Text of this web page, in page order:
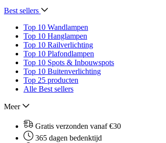
Best sellers
Top 10 Wandlampen
Top 10 Hanglampen
Top 10 Railverlichting
Top 10 Plafondlampen
Top 10 Spots & Inbouwspots
Top 10 Buitenverlichting
Top 25 producten
Alle Best sellers
Meer
Gratis verzonden vanaf €30
365 dagen bedenktijd